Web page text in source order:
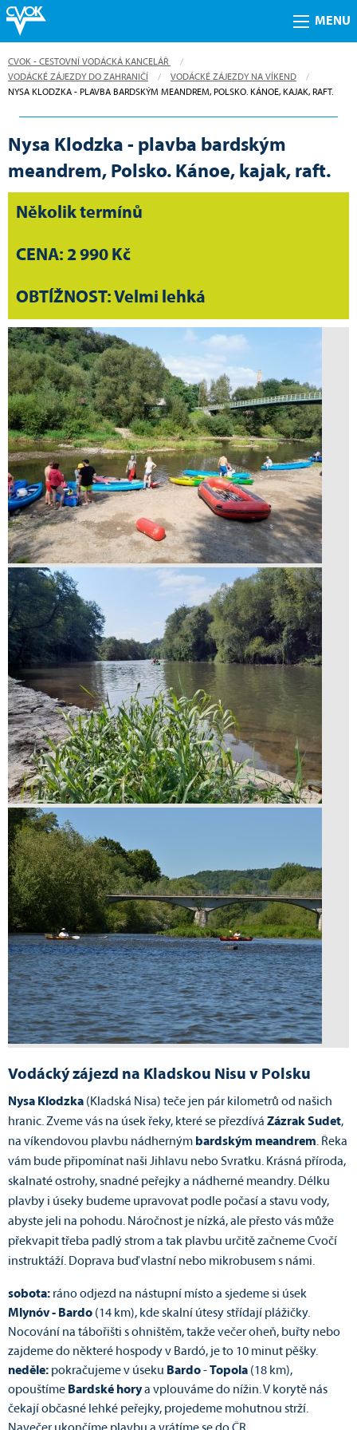
MENU
CVOK - CESTOVNÍ VODÁCKÁ KANCELÁŘ
VODÁCKÉ ZÁJEZDY DO ZAHRANIČÍ
VODÁCKÉ ZÁJEZDY NA VÍKEND
CURRENT:
NYSA KLODZKA - PLAVBA BARDSKÝM MEANDREM, POLSKO. KÁNOE, KAJAK, RAFT.
Nysa Klodzka - plavba bardským
meandrem, Polsko. Kánoe, kajak, raft.
Několik termínů
CENA: 2 990 Kč
OBTÍŽNOST: Velmi lehká
Vodácký zájezd na Kladskou Nisu v Polsku
Nysa Klodzka (Kladská Nisa) teče jen pár kilometrů od našich
hranic. Zveme vás na úsek řeky, které se přezdívá Zázrak Sudet,
na víkendovou plavbu nádherným bardským meandrem. Řeka
vám bude připomínat naši Jihlavu nebo Svratku. Krásná příroda,
skalnaté ostrohy, snadné peřejky a nádherné meandry. Délku
plavby i úseky budeme upravovat podle počasí a stavu vody,
abyste jeli na pohodu. Náročnost je nízká, ale přesto vás může
překvapit třeba padlý strom a tak plavbu určitě začneme Cvočí
instruktáží. Doprava buď vlastní nebo mikrobusem s námi.
sobota: ráno odjezd na nástupní místo a sjedeme si úsek
Mlynóv - Bardo (14 km), kde skalní útesy střídají plážičky.
Nocování na tábořišti s ohništěm, takže večer oheň, buřty nebo
zajdeme do některé hospody v Bardó, je to 10 minut pěšky.
neděle: pokračujeme v úseku Bardo-Topola (18 km),
opouštíme Bardské horya vplouváme do nížin. V korytě nás
čekají občasné lehké peřejky, projedeme mohutnou strží.